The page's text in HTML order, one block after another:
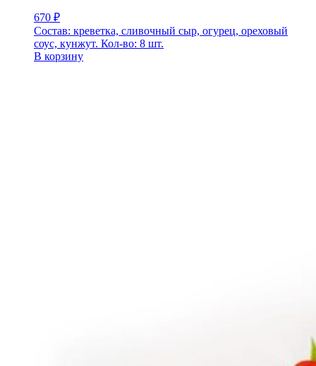
670 ₽
Состав: креветка, сливочный сыр, огурец, ореховый
соус, кунжут. Кол-во: 8 шт.
В корзину